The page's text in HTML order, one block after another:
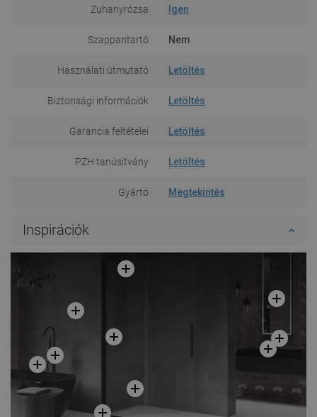
Zuhanyrózsa Igen
Szappantartó Nem
Használati útmutató Letöltés
Biztonsági információk Letöltés
Garancia feltételei Letöltés
PZH tanúsítvány Letöltés
Gyártó Megtekintés
Inspirációk